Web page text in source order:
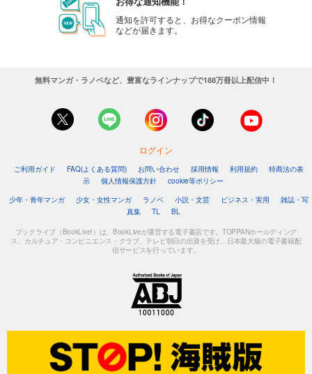
通知を許可すると、お得なクーポン情報
などが届きます。
無料マンガ・ラノベなど、豊富なラインナップで188万冊以上配信中！
ログイン
ご利用ガイド FAQ(よくある質問) お問い合わせ 採用情報 利用規約
特商法の表
示
個人情報保護方針
cookie等ポリシー
少年・青年マンガ
少女・女性マンガ ラノベ 小説・文芸 ビジネス・実用
雑誌・写
真集
TL BL
ブックライブ（BookLive!）は、BookLiveが運営する電子書店です。TOPPANホールディング
ス、カルチュア・コンビニエンス・クラブ、テレビ朝日の出資を受け、日本最大級の電子書籍配
信サービスを行っています。